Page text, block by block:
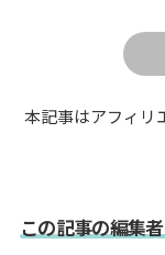
本記事はアフィリ
この記事の編集